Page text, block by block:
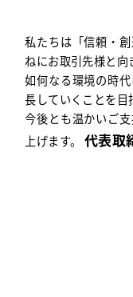
私たちは「信頼・
ねにお取引先様と向
如何なる環境の時
長していくことを目
今後とも温かいご支
上げます。 代表